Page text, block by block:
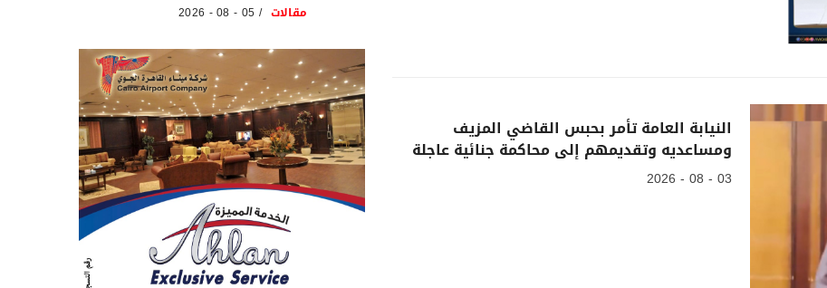
النيابة العامة تأمر بحبس القاضي المزيف
ومساعديه وتقديمهم إلى محاكمة جنائية عاجلة
03 - 08 - 2026
مقالات 05 - 08 - 2026